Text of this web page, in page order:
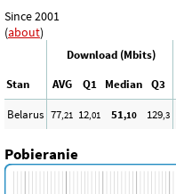
Since 2001
(about)
Download (Mbits)
Stan
AVG Q1 Median Q3
Belarus 77,21 12,01 51,10 129,3
Pobieranie